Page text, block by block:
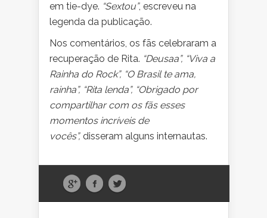
em tie-dye. “Sextou”, escreveu na
legenda da publicação.
Nos comentários, os fãs celebraram a
recuperação de Rita. “Deusaa”, “Viva a
Rainha do Rock”, “O Brasil te ama,
rainha”, “Rita lenda”, “Obrigado por
compartilhar com os fãs esses
momentos incríveis de
vocês”, disseram alguns internautas.